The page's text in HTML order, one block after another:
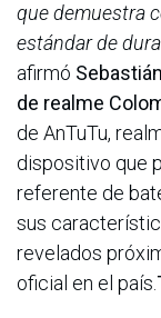
que demuestra
estándar de
afirmó
de realme
de AnTuTu,
dispositivo que
referente de
sus
revelados
oficial en el país.